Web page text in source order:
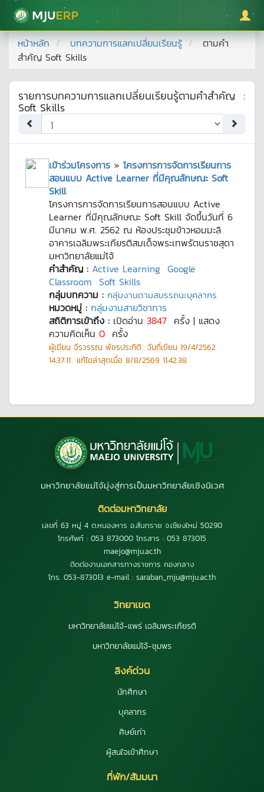
มหาวิทยาลัยแม่โจ้
หน้าหลัก บทความการแลกเปลี่ยนเรียนรู้
ตามคำ
สำคัญ Soft Skills
รายการบทความการแลกเปลี่ยนเรียนรู้ตามคำสำคัญ :
Soft Skills
เข้าร่วมโครงการ » โครงการการจัดการเรียนการ
สอนแบบ Active Learner ที่มีคุณลักษณะ Soft
Skill
โครงการการจัดการเรียนการสอนแบบ Active
Learner ที่มีคุณลักษณะ Soft Skill จัดขึ้นวันที่ 6
มีนาคม พ.ศ. 2562 ณ ห้องประชุมข้าวหอมมะลิ
อาคารเฉลิมพระเกียรติสมเด็จพระเทพรัตนราชสุดา
มหาวิทยาลัยแม่โจ้
คำสำคัญ : Active Learning Google
Classroom Soft Skills
กลุ่มบทความ : กลุ่มงานตามสมรรถนะบุคลากร
หมวดหมู่ : กลุ่มงานสายวิชาการ
สถิติการเข้าถึง : เปิดอ่าน 3847 ครั้ง | แสดง
ความคิดเห็น 0 ครั้ง
ผู้เขียน จีรวรรณ พัชรประกิติ วันที่เขียน 19/4/2562
14:37:11 แก้ไขล่าสุดเมื่อ 8/8/2569 11:42:38
มหาวิทยาลัยแม่โจ้มุ่งสู่การเป็นมหาวิทยาลัยเชิงนิเวศ
ติดต่อมหาวิทยาลัย
เลขที่ 63 หมู่ 4 ต.หนองหาร อ.สันทราย จ.เชียงใหม่ 50290
โทรศัพท์ : 053 873000 โทรสาร : 053 873015
maejo@mju.ac.th
ติดต่องานเอกสารทางราชการ กองกลาง
โทร. 053-873013 e-mail : saraban_mju@mju.ac.th
วิทยาเขต
มหาวิทยาลัยแม่โจ้-แพร่ เฉลิมพระเกียรติ
มหาวิทยาลัยแม่โจ้-ชุมพร
ลิงค์ด่วน
นักศึกษา
บุคลากร
ศิษย์เก่า
ผู้สนใจเข้าศึกษา
ที่พัก/สัมมนา